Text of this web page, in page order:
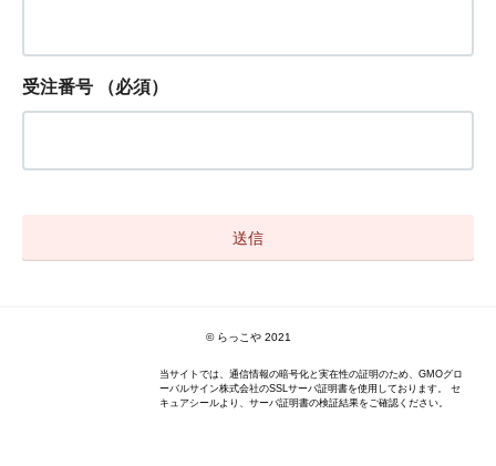
受注番号 （必須）
© らっこや 2021
当サイトでは、通信情報の暗号化と実在性の証明のため、GMOグロ
ーバルサイン株式会社のSSLサーバ証明書を使用しております。 セ
キュアシールより、サーバ証明書の検証結果をご確認ください。